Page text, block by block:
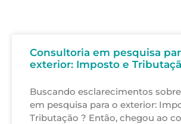
Consultoria em pesquisa
exterior: Imposto e
Buscando esclarecimentos
em pesquisa para o exterior:
Tributação ? Então, chegou ao